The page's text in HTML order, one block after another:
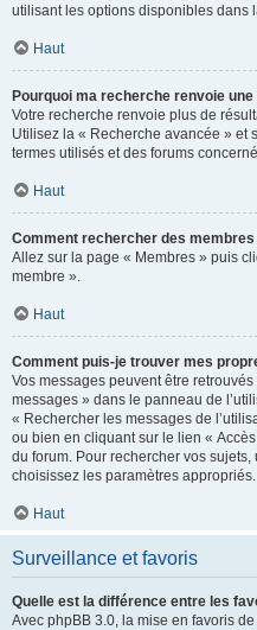
utilisant les options disponibles dans
Haut
Pourquoi ma recherche renvoie une
Votre recherche renvoie plus de
Utilisez la « Recherche avancée » et
termes utilisés et des forums
Haut
Comment rechercher des membres
Allez sur la page « Membres » puis
membre ».
Haut
Comment puis-je trouver mes
Vos messages peuvent être
messages » dans le panneau de
« Rechercher les messages de
ou bien en cliquant sur le lien «
du forum. Pour rechercher vos
choisissez les paramètres appropriés.
Haut
Surveillance et favoris
Quelle est la différence entre les
Avec phpBB 3.0, la mise en favoris